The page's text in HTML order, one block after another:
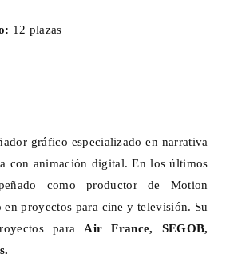
12 plazas
gráfico especializado en narrativa
con animación digital. En los últimos
como productor de Motion
en proyectos para cine y televisión. Su
para Air France, SEGOB,